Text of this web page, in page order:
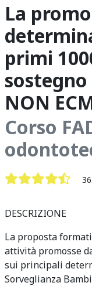
La
primi
NON
Corso
DESCRIZIONE
La proposta
attività promosse
sui principali
Sorveglianza